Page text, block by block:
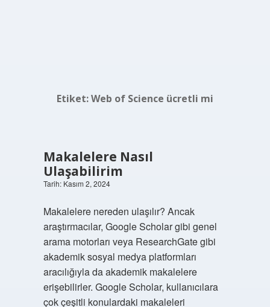
Etiket:Web of Science ücretli mi
Makalelere Nasıl
Ulaşabilirim
Tarih: Kasım 2, 2024
Makalelere nereden ulaşılır? Ancak
araştırmacılar, Google Scholar gibi genel
arama motorları veya ResearchGate gibi
akademik sosyal medya platformları
aracılığıyla da akademik makalelere
erişebilirler. Google Scholar, kullanıcılara
çok çeşitli konulardaki makaleleri